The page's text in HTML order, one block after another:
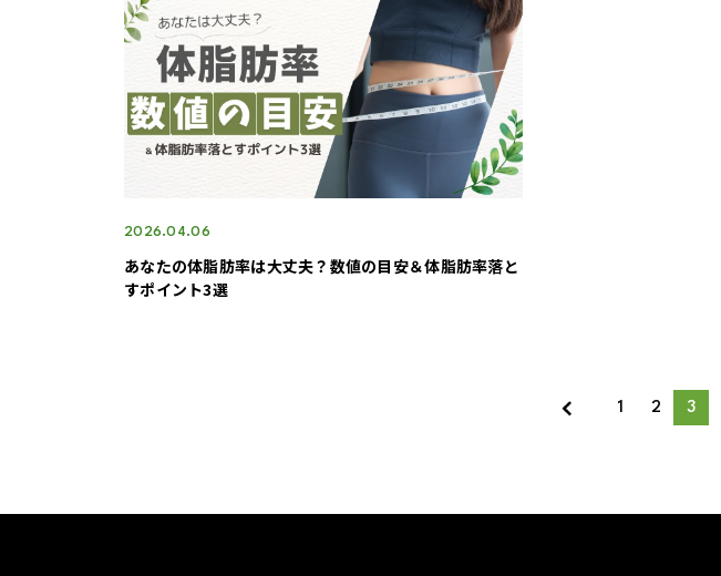
2026.04.06
あなたの体脂肪率は大丈夫？数値の目安＆体脂肪率落と
すポイント3選
1 2 3